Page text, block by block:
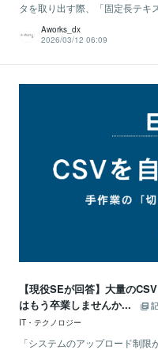
タを取り出す際、「固定長テキ
Aworks_dx
2026/03/12 06:09
【現役SEが回答】大量の
はもう卒業しませんか...
IT・テクノロジー
「システムのアップロード制